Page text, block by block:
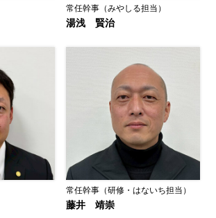
常任幹事（みやしる担当）
湯浅 賢治
常任幹事（研修・はないち担当）
藤井 靖崇